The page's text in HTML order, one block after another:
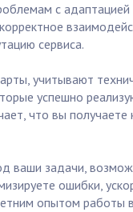
с
сервиса.
учитывают
успешно
что вы получаете
ваши задачи,
ошибки,
опытом работы